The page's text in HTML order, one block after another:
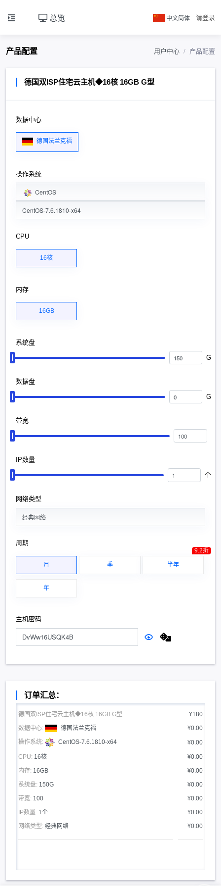
总览 中文简体 请登录
产品配置 用户中心 产品配置
德国双ISP住宅云主机◆16核 16GB G型
数据中心
德国法兰克福
操作系统
CentOS
CentOS-7.6.1810-x64
CPU
16核
内存
16GB
系统盘
G
数据盘
G
带宽
IP数量
个
网络类型
经典网络
周期
月 季 半年
年
9.2折
主机密码
订单汇总：
德国双ISP住宅云主机◆16核 16GB G型:
¥180
数据中心:
德国法兰克福 ¥0.00
操作系统: CentOS-7.6.1810-x64 ¥0.00
CPU: 16核
¥0.00
内存: 16GB
¥0.00
系统盘: 150G
¥0.00
带宽: 100
¥0.00
IP数量: 1个
¥0.00
网络类型: 经典网络 ¥0.00